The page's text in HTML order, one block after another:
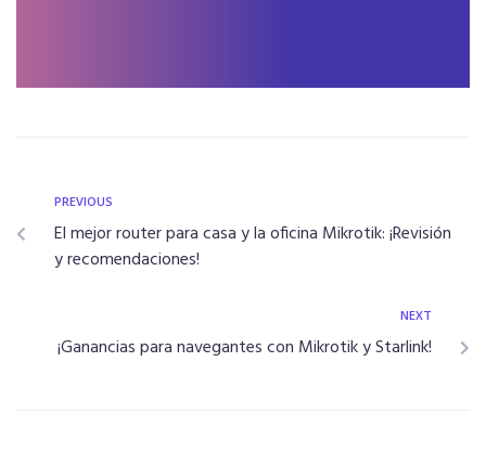
PREVIOUS
El mejor router para casa y la oficina Mikrotik: ¡Revisión
y recomendaciones!
NEXT
¡Ganancias para navegantes con Mikrotik y Starlink!